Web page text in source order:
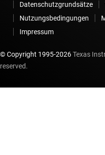
Datenschutzgrundsätze
Nutzungsbedingungen
Impressum
© Copyright 1995-2026Texas
reserved.